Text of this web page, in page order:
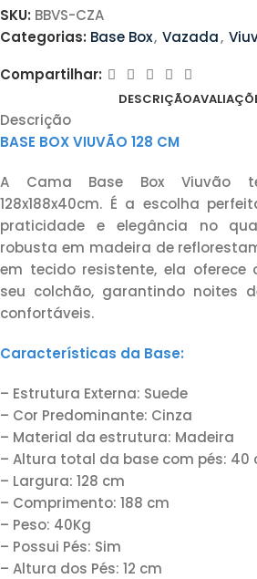
SKU: BBVS-CZA
Categorias: Base Box, Vazada,
Compartilhar:
DESCRIÇÃO
Descrição
BASE BOX VIUVÃO 128 CM
A Cama Base Box Viuvão
128x188x40cm. É a escolha
praticidade e elegância no
robusta em madeira de
em tecido resistente, ela oferece
seu colchão, garantindo noites
confortáveis.
Características da Base:
– Estrutura Externa: Suede
– Cor Predominante: Cinza
– Material da estrutura: Madeira
– Altura total da base com pés: 40
– Largura: 128 cm
– Comprimento: 188 cm
– Peso: 40Kg
– Possui Pés: Sim
– Altura dos Pés: 12 cm